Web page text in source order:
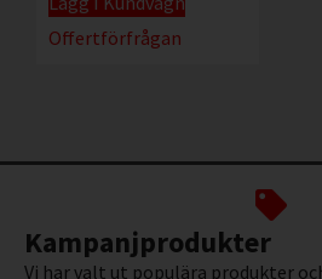
Offertförfrågan
Kampanjprodukter
Vi har valt ut populära produkter